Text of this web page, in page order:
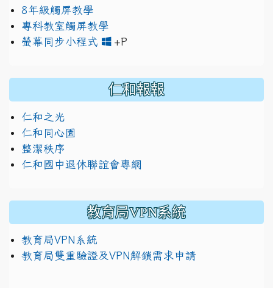
8年級觸屏教學
專科教室觸屏教學
螢幕同步小程式
+P
仁和報報
仁和之光
仁和同心園
整潔秩序
仁和國中退休聯誼會專網
教育局VPN系統
教育局VPN系統
教育局雙重驗證及VPN解鎖需求申請